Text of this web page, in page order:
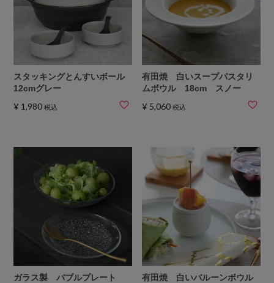
スタッキングとんすいボール
12cmグレー
¥ 1,980 税込
有田焼 白いスープパスタリ
ムボウル 18cm スノー
¥ 5,060 税込
ガラス製 バブルプレート
有田焼 白いバルーンボウル